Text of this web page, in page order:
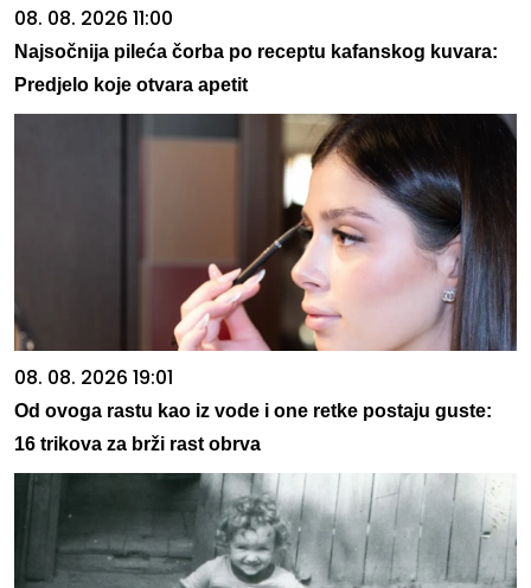
08. 08. 2026 11:00
Najsočnija pileća čorba po receptu kafanskog kuvara:
Predjelo koje otvara apetit
08. 08. 2026 19:01
Od ovoga rastu kao iz vode i one retke postaju guste:
16 trikova za brži rast obrva